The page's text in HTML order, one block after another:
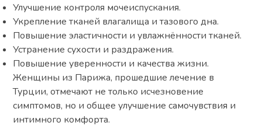
Улучшение контроля мочеиспускания.
Укрепление тканей влагалища и тазового дна.
Повышение эластичности и увлажнённости тканей.
Устранение сухости и раздражения.
Повышение уверенности и качества жизни.
Женщины из Парижа, прошедшие лечение в
Турции, отмечают не только исчезновение
симптомов, но и общее улучшение самочувствия и
интимного комфорта.